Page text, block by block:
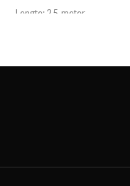
Lengte: 2.5 meter
Afmeting: 2500 x 290 mm